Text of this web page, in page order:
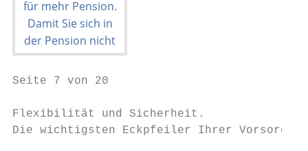
Seite 7 von 20
Flexibilität und Sicherheit.
Die wichtigsten Eckpfeiler Ihrer Vorsorge.